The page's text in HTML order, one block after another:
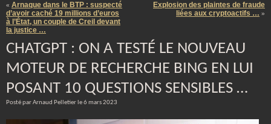
« Arnaque dans le BTP : suspecté
d’avoir caché 19 millions d’euros
à l’État, un couple de Creil devant
la justice …
Explosion des plaintes de fraude
liées aux cryptoactifs … »
CHATGPT : ON A TESTÉ LE NOUVEAU
MOTEUR DE RECHERCHE BING EN LUI
POSANT 10 QUESTIONS SENSIBLES …
Posté par Arnaud Pelletier le 6 mars 2023